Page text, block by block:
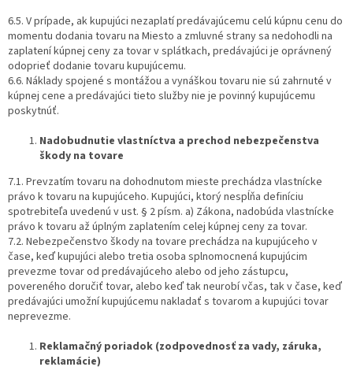
6.5. V prípade, ak kupujúci nezaplatí predávajúcemu celú kúpnu cenu do
momentu dodania tovaru na Miesto a zmluvné strany sa nedohodli na
zaplatení kúpnej ceny za tovar v splátkach, predávajúci je oprávnený
odoprieť dodanie tovaru kupujúcemu.
6.6. Náklady spojené s montážou a vynáškou tovaru nie sú zahrnuté v
kúpnej cene a predávajúci tieto služby nie je povinný kupujúcemu
poskytnúť.
Nadobudnutie vlastníctva a prechod nebezpečenstva
škody na tovare
7.1. Prevzatím tovaru na dohodnutom mieste prechádza vlastnícke
právo k tovaru na kupujúceho. Kupujúci, ktorý nespĺňa definíciu
spotrebiteľa uvedenú v ust. § 2 písm. a) Zákona, nadobúda vlastnícke
právo k tovaru až úplným zaplatením celej kúpnej ceny za tovar.
7.2. Nebezpečenstvo škody na tovare prechádza na kupujúceho v
čase, keď kupujúci alebo tretia osoba splnomocnená kupujúcim
prevezme tovar od predávajúceho alebo od jeho zástupcu,
povereného doručiť tovar, alebo keď tak neurobí včas, tak v čase, keď
predávajúci umožní kupujúcemu nakladať s tovarom a kupujúci tovar
neprevezme.
Reklamačný poriadok (zodpovednosť za vady, záruka,
reklamácie)